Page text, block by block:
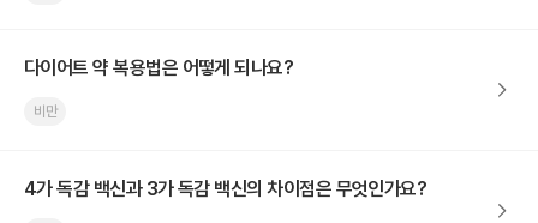
다이어트 약 복용법은 어떻게 되나요?
비만
4가 독감 백신과 3가 독감 백신의 차이점은 무엇인가요?